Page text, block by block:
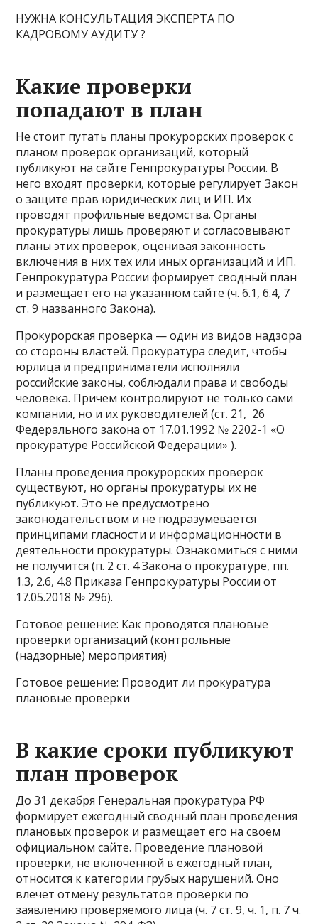
НУЖНА КОНСУЛЬТАЦИЯ ЭКСПЕРТА ПО
КАДРОВОМУ АУДИТУ ?
Какие проверки
попадают в план
Не стоит путать планы прокурорских проверок с
планом проверок организаций, который
публикуют на сайте Генпрокуратуры России. В
него входят проверки, которые регулирует Закон
о защите прав юридических лиц и ИП. Их
проводят профильные ведомства. Органы
прокуратуры лишь проверяют и согласовывают
планы этих проверок, оценивая законность
включения в них тех или иных организаций и ИП.
Генпрокуратура России формирует сводный план
и размещает его на указанном сайте (ч. 6.1, 6.4, 7
ст. 9 названного Закона).
Прокурорская проверка — один из видов надзора
со стороны властей. Прокуратура следит, чтобы
юрлица и предприниматели исполняли
российские законы, соблюдали права и свободы
человека. Причем контролируют не только сами
компании, но и их руководителей (ст. 21, 26
Федерального закона от 17.01.1992 № 2202-1 «О
прокуратуре Российской Федерации» ).
Планы проведения прокурорских проверок
существуют, но органы прокуратуры их не
публикуют. Это не предусмотрено
законодательством и не подразумевается
принципами гласности и информационности в
деятельности прокуратуры. Ознакомиться с ними
не получится (п. 2 ст. 4 Закона о прокуратуре, пп.
1.3, 2.6, 4.8 Приказа Генпрокуратуры России от
17.05.2018 № 296).
Готовое решение: Как проводятся плановые
проверки организаций (контрольные
(надзорные) мероприятия)
Готовое решение: Проводит ли прокуратура
плановые проверки
В какие сроки публикуют
план проверок
До 31 декабря Генеральная прокуратура РФ
формирует ежегодный сводный план проведения
плановых проверок и размещает его на своем
официальном сайте. Проведение плановой
проверки, не включенной в ежегодный план,
относится к категории грубых нарушений. Оно
влечет отмену результатов проверки по
заявлению проверяемого лица (ч. 7 ст. 9, ч. 1, п. 7 ч.